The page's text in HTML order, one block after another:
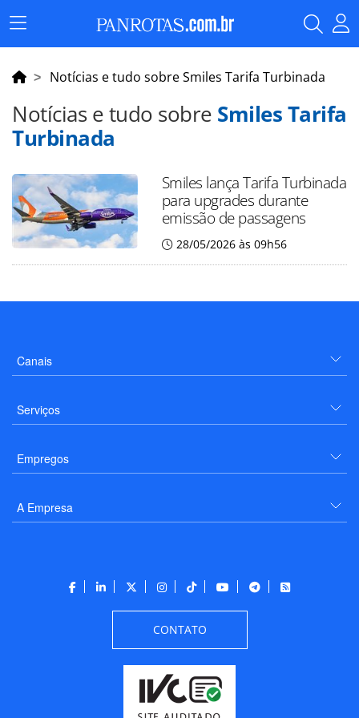
Menu
Principal
Notícias e tudo sobre Smiles Tarifa Turbinada
Notícias e tudo sobre Smiles Tarifa
Turbinada
Smiles lança Tarifa Turbinada
para upgrades durante
emissão de passagens
28/05/2026 às 09h56
Canais
Serviços
Empregos
A Empresa
CONTATO